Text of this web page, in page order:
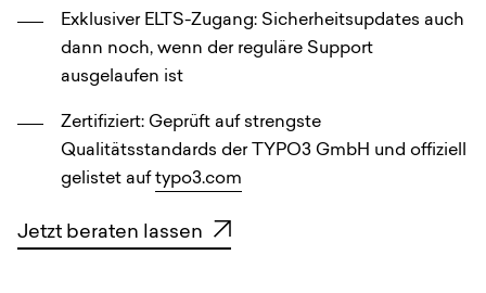
Exklusiver ELTS-Zugang: Sicherheitsupdates auch
dann noch, wenn der reguläre Support
ausgelaufen ist
Zertifiziert: Geprüft auf strengste
Qualitätsstandards der TYPO3 GmbH und offiziell
gelistet auftypo3.com
Jetzt beraten lassen